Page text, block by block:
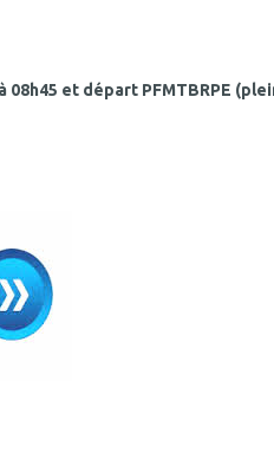
08h45 et départ PFMTBRPE